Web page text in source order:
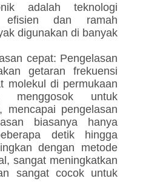
adalah teknologi
efisien dan ramah
digunakan di banyak
cepat: Pengelasan
getaran frekuensi
molekul di permukaan
menggosok untuk
mencapai pengelasan
biasanya hanya
detik hingga
dengan metode
sangat meningkatkan
sangat cocok untuk